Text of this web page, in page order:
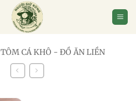
TÔM CÁ KHÔ - ĐỒ ĂN LIỀN